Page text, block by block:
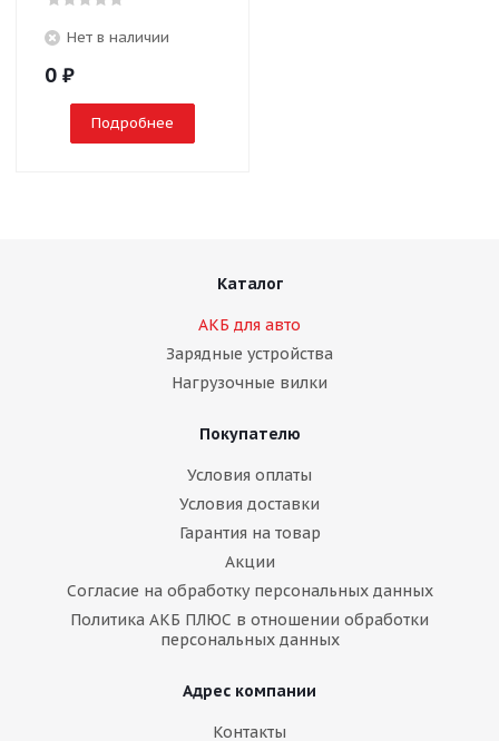
Нет в наличии
0 ₽
Подробнее
Каталог
АКБ для авто
Зарядные устройства
Нагрузочные вилки
Покупателю
Условия оплаты
Условия доставки
Гарантия на товар
Акции
Согласие на обработку персональных данных
Политика АКБ ПЛЮС в отношении обработки
персональных данных
Адрес компании
Контакты